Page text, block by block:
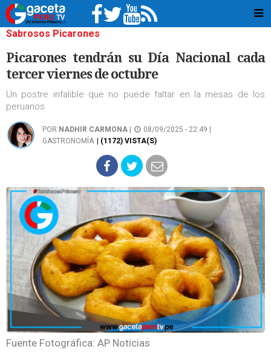
Sabrosos Picarones
Picarones tendrán su Día Nacional cada
tercer viernes de octubre
Un postre infalible que no puede faltar en la mesas de los
peruanos
POR NADHIR CARMONA
08/09/2025 - 22:49 |
GASTRONOMÍA
| (1172) VISTA(S)
Fuente Fotográfica: AP Noticias